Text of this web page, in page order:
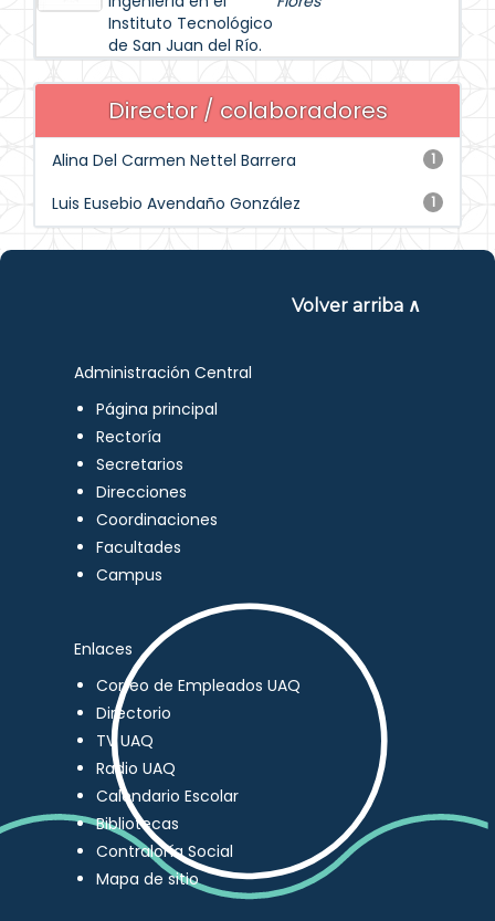
Instituto Tecnológico
de San Juan del Río.
Director / colaboradores
1
Alina Del Carmen Nettel Barrera
1
Luis Eusebio Avendaño González
Volver arriba ∧
Administración Central
Página principal
Rectoría
Secretarios
Direcciones
Coordinaciones
Facultades
Campus
Enlaces
Correo de Empleados UAQ
Directorio
TV UAQ
Radio UAQ
Calendario Escolar
Bibliotecas
Contraloría Social
Mapa de sitio